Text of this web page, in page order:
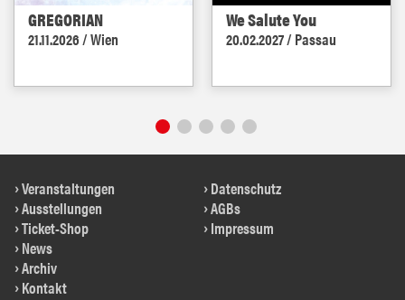
GREGORIAN
21.11.2026 / Wien
We Salute You
20.02.2027 / Passau
Veranstaltungen
Ausstellungen
Ticket-Shop
News
Archiv
Kontakt
Datenschutz
AGBs
Impressum